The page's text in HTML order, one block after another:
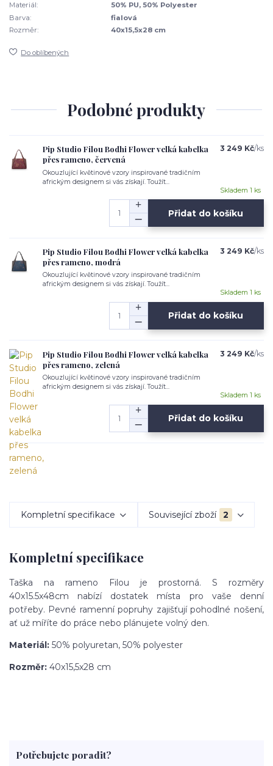
Materiál:
50% PU, 50% Polyester
Barva:
fialová
Rozměr:
40x15,5x28 cm
Do oblíbených
Podobné produkty
Pip Studio Filou Bodhi Flower velká kabelka
přes rameno, červená
Okouzlující květinové vzory inspirované tradičním
africkým designem si vás získají. Toužít...
3 249 Kč/ks
Skladem 1 ks
Přidat do košíku
Pip Studio Filou Bodhi Flower velká kabelka
přes rameno, modrá
Okouzlující květinové vzory inspirované tradičním
africkým designem si vás získají. Toužít...
3 249 Kč/ks
Skladem 1 ks
Přidat do košíku
Pip Studio Filou Bodhi Flower velká kabelka
přes rameno, zelená
Okouzlující květinové vzory inspirované tradičním
africkým designem si vás získají. Toužít...
3 249 Kč/ks
Skladem 1 ks
Přidat do košíku
Kompletní specifikace Související zboží 2
Kompletní specifikace
Taška na rameno Filou je prostorná. S rozměry
40x15.5x48cm nabízí dostatek místa pro vaše denní
potřeby. Pevné ramenní popruhy zajišťují pohodlné nošení,
ať už míříte do práce nebo plánujete volný den.
Materiál: 50% polyuretan, 50% polyester
Rozměr: 40x15,5x28 cm
Potřebujete poradit?